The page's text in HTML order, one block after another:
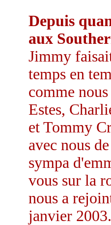
Depuis
aux
Jimmy
temps en
comme
Estes,
et Tommy
avec nous
sympa
vous sur la
nous a
janvier 2003.